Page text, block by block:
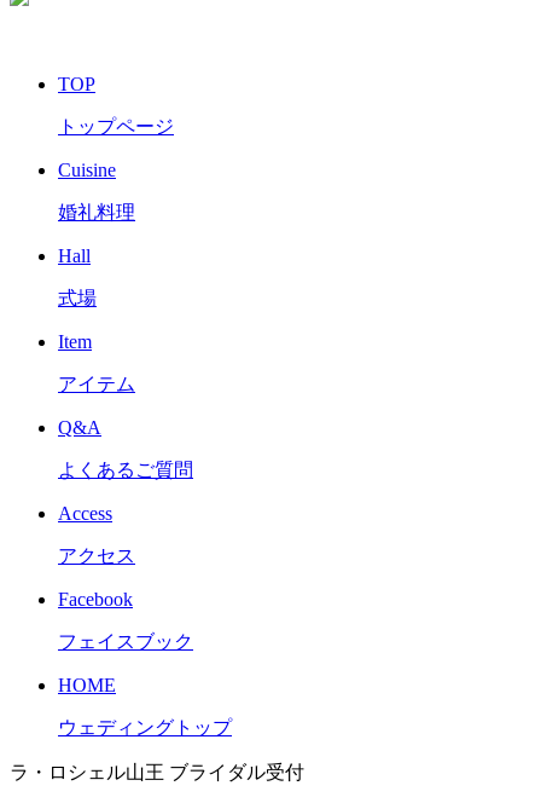
TOP
トップページ
Cuisine
婚礼料理
Hall
式場
Item
アイテム
Q&A
よくあるご質問
Access
アクセス
Facebook
フェイスブック
HOME
ウェディングトップ
ラ・ロシェル山王 ブライダル受付